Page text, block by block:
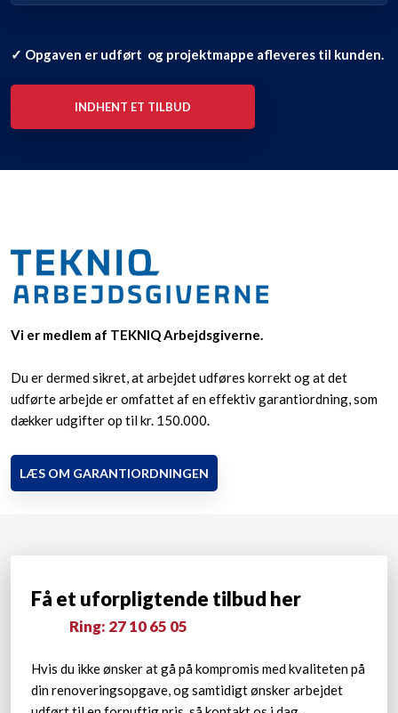
✓ Opgaven er udført og projektmappe afleveres til kunden.
INDHENT ET TILBUD
Vi er medlem af TEKNIQ Arbejdsgiverne.
Du er dermed sikret, at arbejdet udføres korrekt og at det
udførte arbejde er omfattet af en effektiv garantiordning, som
dækker udgifter op til kr. 150.000.
LÆS OM GARANTIORDNINGEN
Få et uforpligtende tilbud her
Ring: 27 10 65 05​
Hvis du ikke ønsker at gå på kompromis med kvaliteten på
din renoveringsopgave, og samtidigt ønsker arbejdet